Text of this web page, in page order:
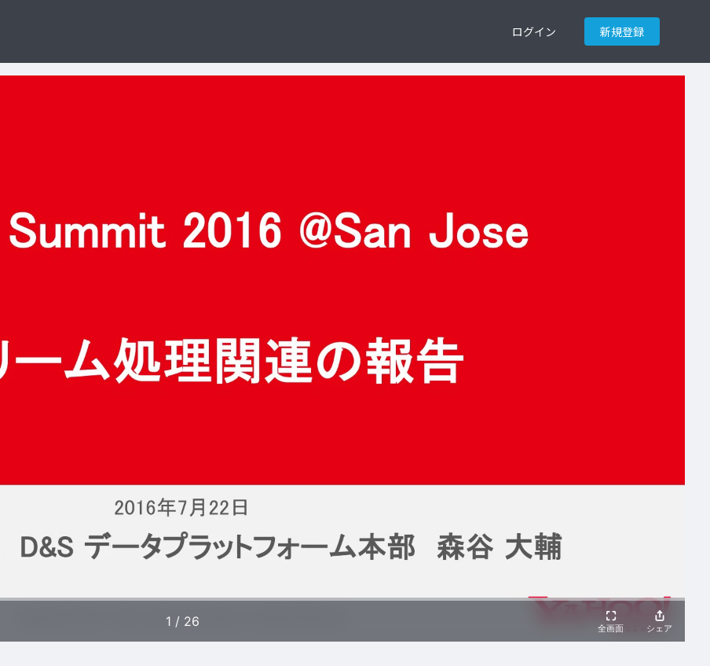
ログイン 新規登録